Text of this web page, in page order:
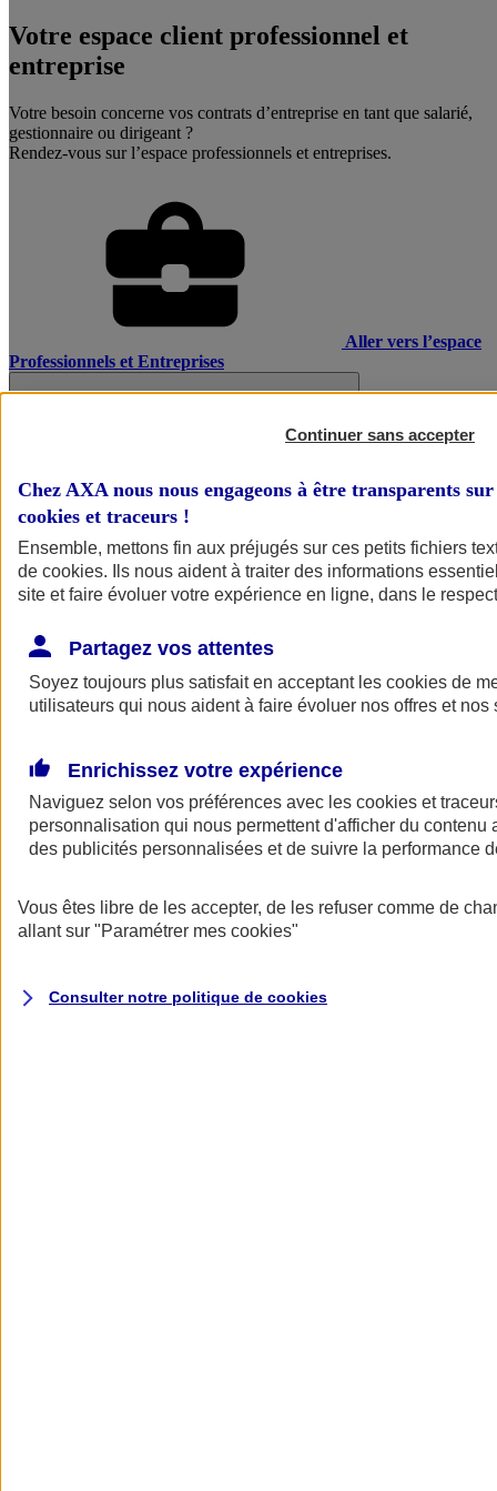
Votre espace client professionnel et
entreprise
Votre besoin concerne vos contrats d’entreprise en tant que salarié,
gestionnaire ou dirigeant ?
Rendez-vous sur l’espace professionnels et entreprises.
Aller vers l’espace
Professionnels et Entreprises
AXA Assurance
Continuer sans accepter
Chez AXA nous nous engageons à être transparents
cookies et traceurs !
Ensemble, mettons fin aux préjugés sur ces petits fichiers
de cookies. Ils nous aident à traiter des informations
site et faire évoluer votre expérience en ligne, dans le
Partagez vos attentes
Soyez toujours plus satisfait en acceptant les cookies de
utilisateurs qui nous aident à faire évoluer nos offres et nos
Enrichissez votre expérience
Naviguez selon vos préférences avec les cookies et
personnalisation qui nous permettent d'afficher du contenu
des publicités personnalisées et de suivre la performance
Vous êtes libre de les accepter, de les refuser comme de
allant sur "Paramétrer mes cookies"
Consulter notre politique de cookies